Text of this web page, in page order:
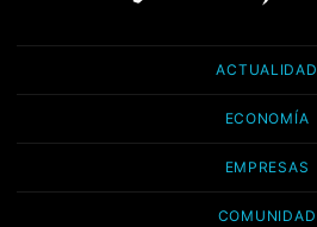
ACTUALIDAD
ECONOMÍA
EMPRESAS
COMUNIDAD